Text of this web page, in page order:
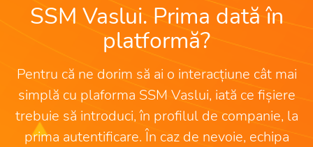
SSM Vaslui. Prima dată în
platformă?
Pentru că ne dorim să ai o interacțiune cât mai
simplă cu plaforma SSM Vaslui, iată ce fișiere
trebuie să introduci, în profilul de companie, la
prima autentificare. În caz de nevoie, echipa